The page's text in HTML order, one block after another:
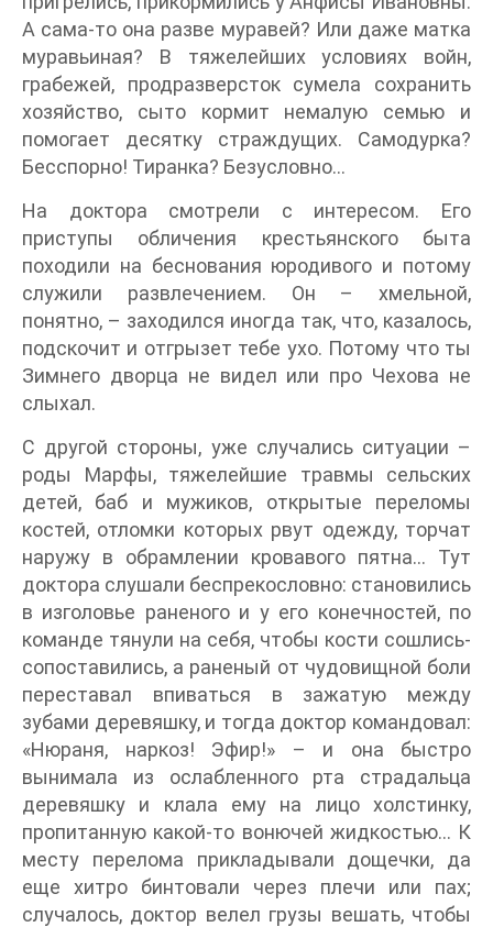
А сама-то она разве муравей? Или даже матка
муравьиная? В тяжелейших условиях войн,
грабежей, продразверсток сумела сохранить
хозяйство, сыто кормит немалую семью и
помогает десятку страждущих. Самодурка?
Бесспорно! Тиранка? Безусловно…
На доктора смотрели с интересом. Его
приступы обличения крестьянского быта
походили на беснования юродивого и потому
служили развлечением. Он – хмельной,
понятно, – заходился иногда так, что, казалось,
подскочит и отгрызет тебе ухо. Потому что ты
Зимнего дворца не видел или про Чехова не
слыхал.
С другой стороны, уже случались ситуации –
роды Марфы, тяжелейшие травмы сельских
детей, баб и мужиков, открытые переломы
костей, отломки которых рвут одежду, торчат
наружу в обрамлении кровавого пятна… Тут
доктора слушали беспрекословно: становились
в изголовье раненого и у его конечностей, по
команде тянули на себя, чтобы кости сошлись-
сопоставились, а раненый от чудовищной боли
переставал впиваться в зажатую между
зубами деревяшку, и тогда доктор командовал:
«Нюраня, наркоз! Эфир!» – и она быстро
вынимала из ослабленного рта страдальца
деревяшку и клала ему на лицо холстинку,
пропитанную какой-то вонючей жидкостью… К
месту перелома прикладывали дощечки, да
еще хитро бинтовали через плечи или пах;
случалось, доктор велел грузы вешать, чтобы